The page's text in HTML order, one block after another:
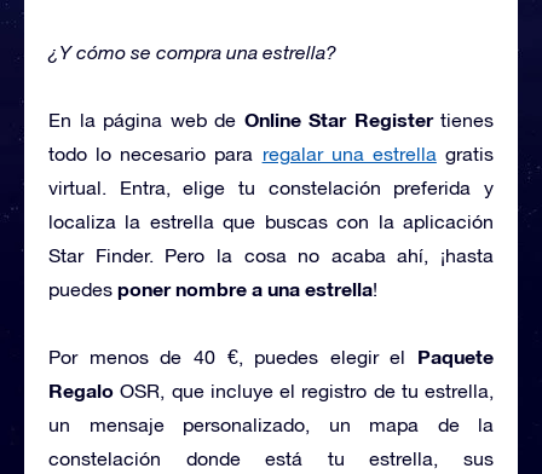
¿Y cómo se compra una estrella?
En la página web de Online Star Registertienes
todo lo necesario para regalar una estrella gratis
virtual. Entra, elige tu constelación preferida y
localiza la estrella que buscas con la aplicación
Star Finder. Pero la cosa no acaba ahí, ¡hasta
puedes poner nombre a una estrella!
Por menos de 40 €, puedes elegir el Paquete
Regalo OSR, que incluye el registro de tu estrella,
un mensaje personalizado, un mapa de la
constelación donde está tu estrella, sus